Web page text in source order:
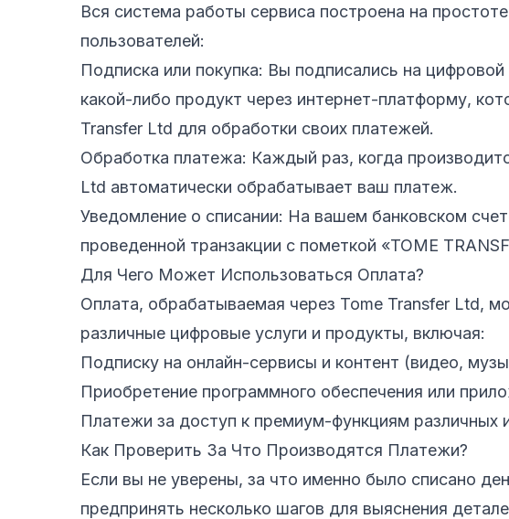
Вся система работы сервиса построена на
пользователей:
Подписка или покупка: Вы подписались на
какой-либо продукт через интернет-платформу,
Transfer Ltd для обработки своих платежей.
Обработка платежа: Каждый раз, когда
Ltd автоматически обрабатывает ваш платеж.
Уведомление о списании: На вашем банковском
проведенной транзакции с пометкой «TOME
Для Чего Может Использоваться Оплата?
Оплата, обрабатываемая через Tome Transfer Ltd,
различные цифровые услуги и продукты, включая:
Подписку на онлайн-сервисы и контент (видео,
Приобретение программного обеспечения или
Платежи за доступ к премиум-функциям различных
Как Проверить За Что Производятся Платежи?
Если вы не уверены, за что именно было списано
предпринять несколько шагов для выяснения